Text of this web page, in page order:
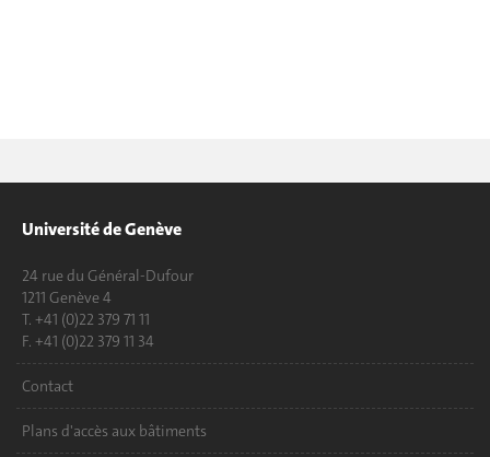
Université de Genève
24 rue du Général-Dufour
1211 Genève 4
T. +41 (0)22 379 71 11
F. +41 (0)22 379 11 34
Contact
Plans d'accès aux bâtiments